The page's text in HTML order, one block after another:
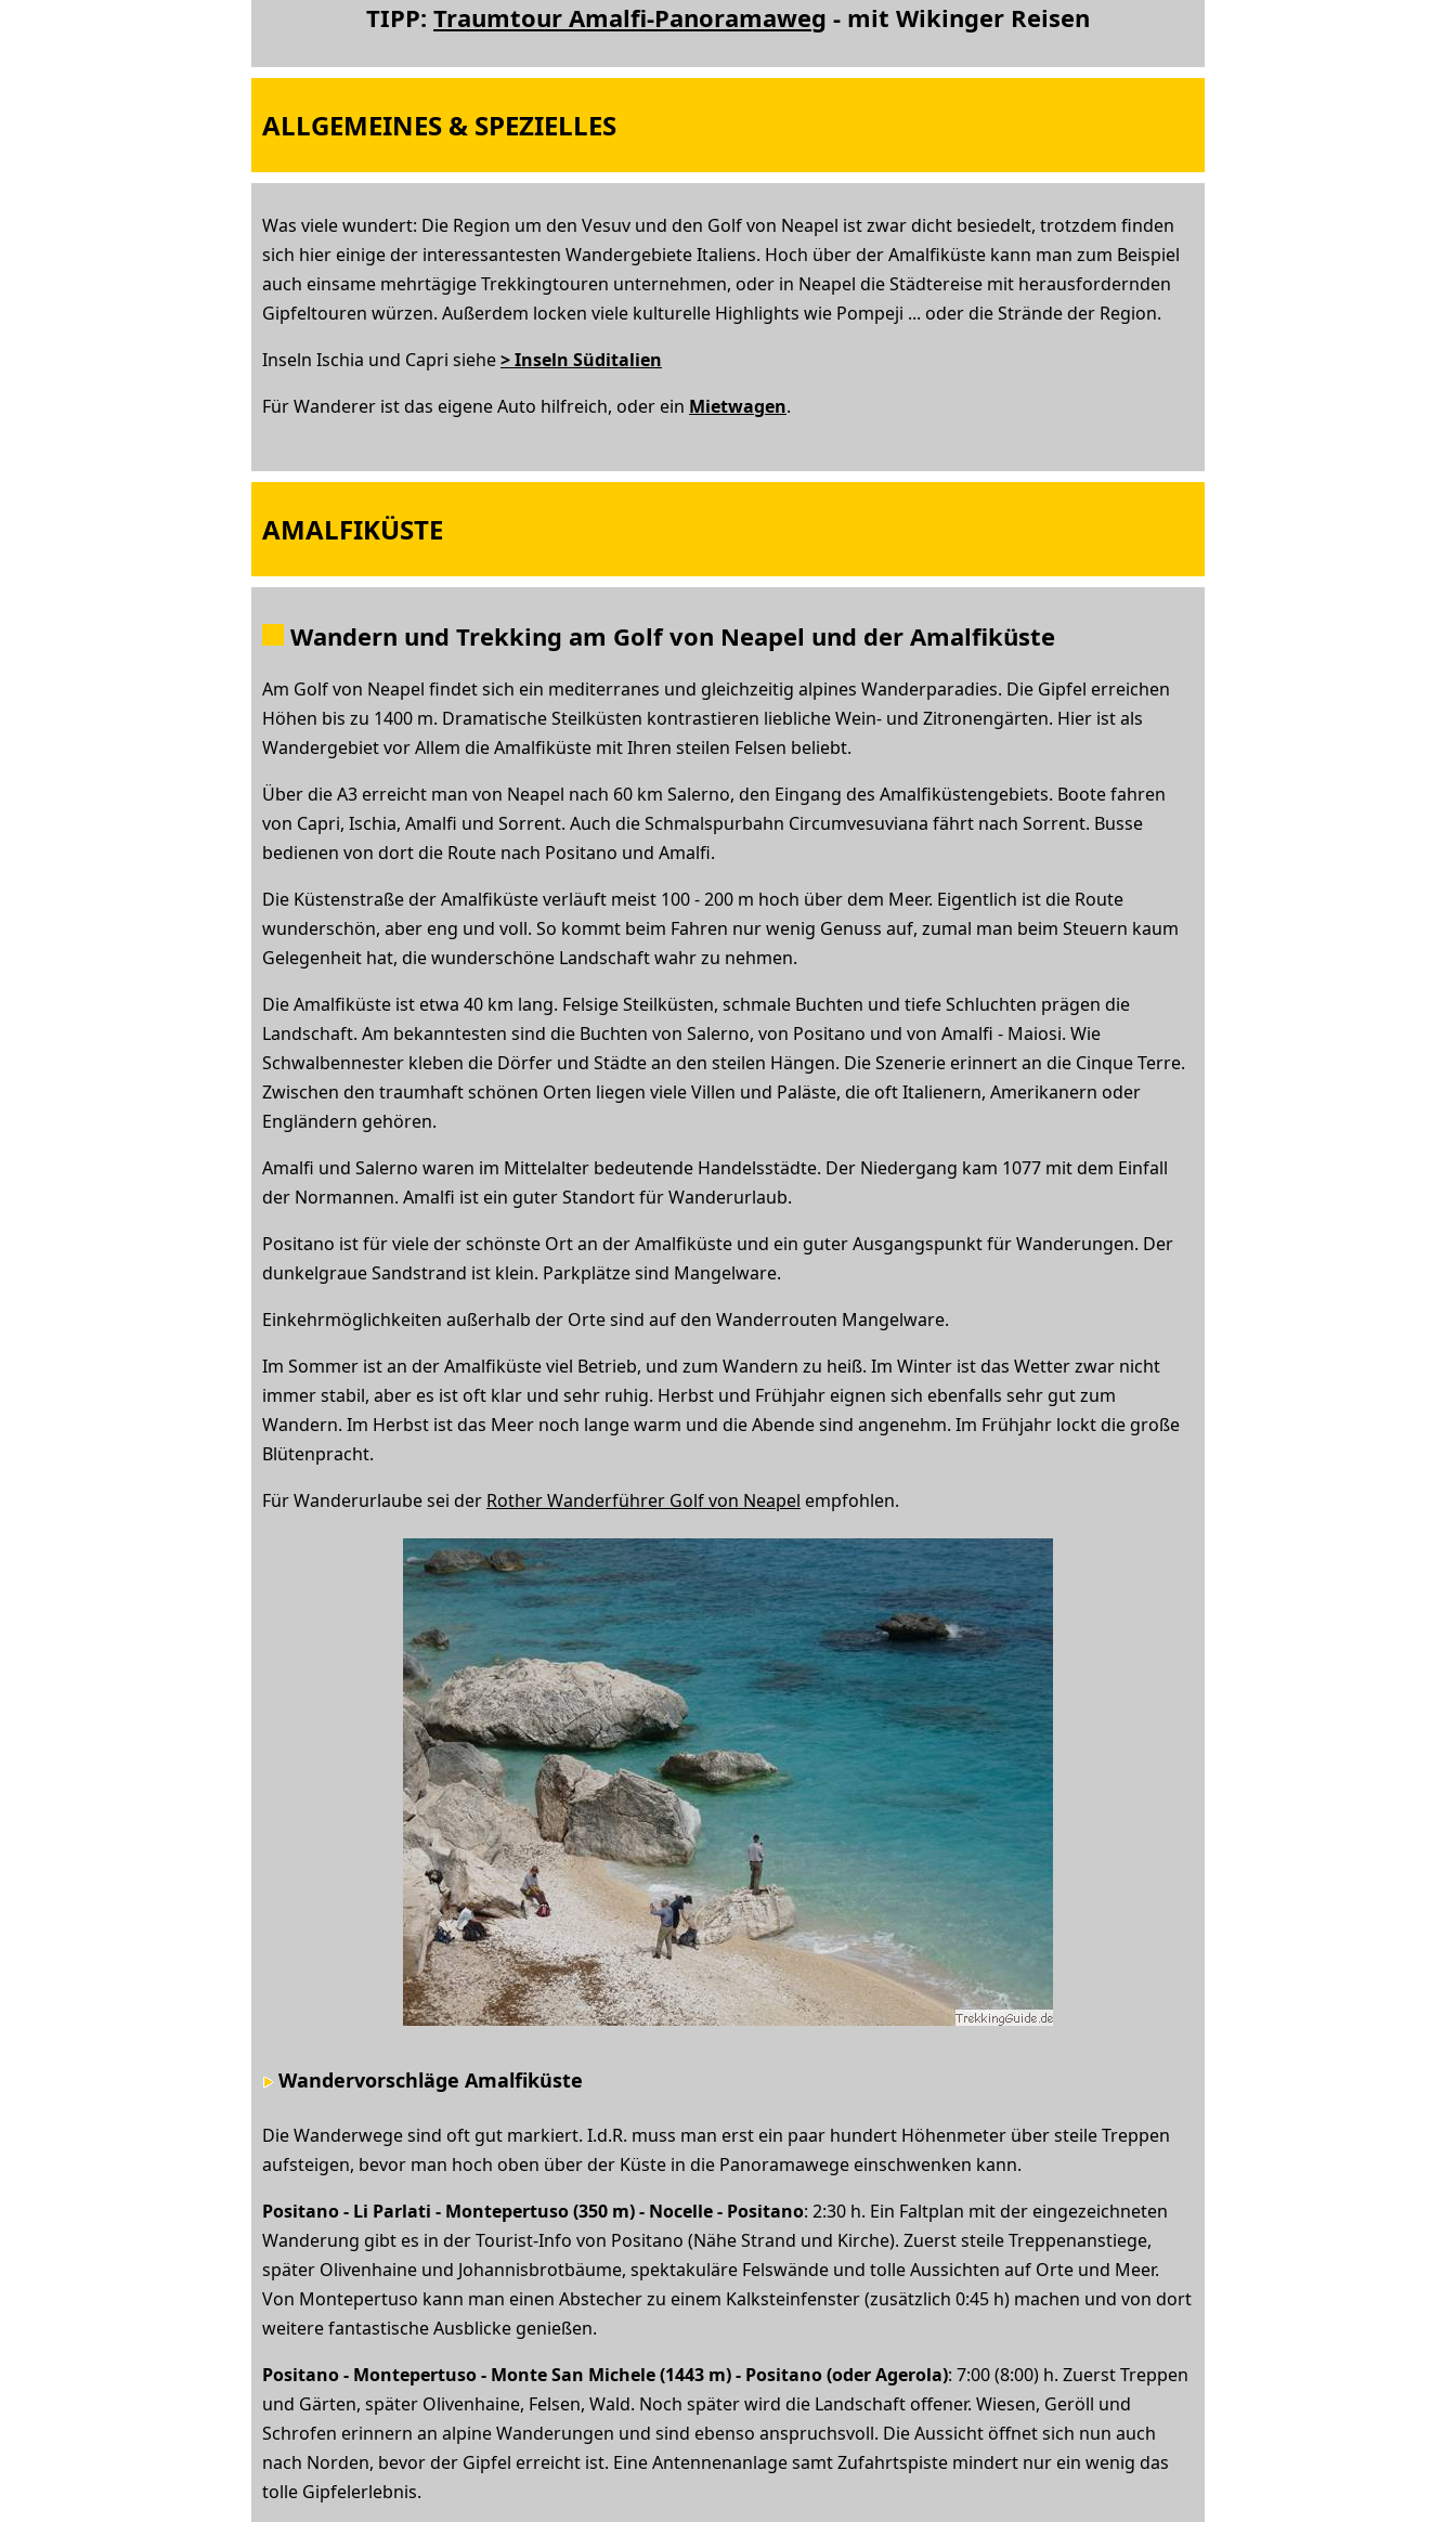
TIPP: Traumtour Amalfi-Panoramaweg - mit Wikinger Reisen
ALLGEMEINES & SPEZIELLES
Was viele wundert: Die Region um den Vesuv und den Golf von Neapel ist zwar dicht besiedelt, trotzdem finden
sich hier einige der interessantesten Wandergebiete Italiens. Hoch über der Amalfiküste kann man zum Beispiel
auch einsame mehrtägige Trekkingtouren unternehmen, oder in Neapel die Städtereise mit herausfordernden
Gipfeltouren würzen. Außerdem locken viele kulturelle Highlights wie Pompeji ... oder die Strände der Region.
Inseln Ischia und Capri siehe> Inseln Süditalien
Für Wanderer ist das eigene Auto hilfreich, oder ein Mietwagen.
AMALFIKÜSTE
Wandern und Trekking am Golf von Neapel und der Amalfiküste
Am Golf von Neapel findet sich ein mediterranes und gleichzeitig alpines Wanderparadies. Die Gipfel erreichen
Höhen bis zu 1400 m. Dramatische Steilküsten kontrastieren liebliche Wein- und Zitronengärten. Hier ist als
Wandergebiet vor Allem die Amalfiküste mit Ihren steilen Felsen beliebt.
Über die A3 erreicht man von Neapel nach 60 km Salerno, den Eingang des Amalfiküstengebiets. Boote fahren
von Capri, Ischia, Amalfi und Sorrent. Auch die Schmalspurbahn Circumvesuviana fährt nach Sorrent. Busse
bedienen von dort die Route nach Positano und Amalfi.
Die Küstenstraße der Amalfiküste verläuft meist 100 - 200 m hoch über dem Meer. Eigentlich ist die Route
wunderschön, aber eng und voll. So kommt beim Fahren nur wenig Genuss auf, zumal man beim Steuern kaum
Gelegenheit hat, die wunderschöne Landschaft wahr zu nehmen.
Die Amalfiküste ist etwa 40 km lang. Felsige Steilküsten, schmale Buchten und tiefe Schluchten prägen die
Landschaft. Am bekanntesten sind die Buchten von Salerno, von Positano und von Amalfi - Maiosi. Wie
Schwalbennester kleben die Dörfer und Städte an den steilen Hängen. Die Szenerie erinnert an die Cinque Terre.
Zwischen den traumhaft schönen Orten liegen viele Villen und Paläste, die oft Italienern, Amerikanern oder
Engländern gehören.
Amalfi und Salerno waren im Mittelalter bedeutende Handelsstädte. Der Niedergang kam 1077 mit dem Einfall
der Normannen. Amalfi ist ein guter Standort für Wanderurlaub.
Positano ist für viele der schönste Ort an der Amalfiküste und ein guter Ausgangspunkt für Wanderungen. Der
dunkelgraue Sandstrand ist klein. Parkplätze sind Mangelware.
Einkehrmöglichkeiten außerhalb der Orte sind auf den Wanderrouten Mangelware.
Im Sommer ist an der Amalfiküste viel Betrieb, und zum Wandern zu heiß. Im Winter ist das Wetter zwar nicht
immer stabil, aber es ist oft klar und sehr ruhig. Herbst und Frühjahr eignen sich ebenfalls sehr gut zum
Wandern. Im Herbst ist das Meer noch lange warm und die Abende sind angenehm. Im Frühjahr lockt die große
Blütenpracht.
Für Wanderurlaube sei der Rother Wanderführer Golf von Neapel empfohlen.
Wandervorschläge Amalfiküste
Die Wanderwege sind oft gut markiert. I.d.R. muss man erst ein paar hundert Höhenmeter über steile Treppen
aufsteigen, bevor man hoch oben über der Küste in die Panoramawege einschwenken kann.
Positano - Li Parlati - Montepertuso (350 m) - Nocelle - Positano: 2:30 h. Ein Faltplan mit der eingezeichneten
Wanderung gibt es in der Tourist-Info von Positano (Nähe Strand und Kirche). Zuerst steile Treppenanstiege,
später Olivenhaine und Johannisbrotbäume, spektakuläre Felswände und tolle Aussichten auf Orte und Meer.
Von Montepertuso kann man einen Abstecher zu einem Kalksteinfenster (zusätzlich 0:45 h) machen und von dort
weitere fantastische Ausblicke genießen.
Positano - Montepertuso - Monte San Michele (1443 m) - Positano (oder Agerola): 7:00 (8:00) h. Zuerst Treppen
und Gärten, später Olivenhaine, Felsen, Wald. Noch später wird die Landschaft offener. Wiesen, Geröll und
Schrofen erinnern an alpine Wanderungen und sind ebenso anspruchsvoll. Die Aussicht öffnet sich nun auch
nach Norden, bevor der Gipfel erreicht ist. Eine Antennenanlage samt Zufahrtspiste mindert nur ein wenig das
tolle Gipfelerlebnis.